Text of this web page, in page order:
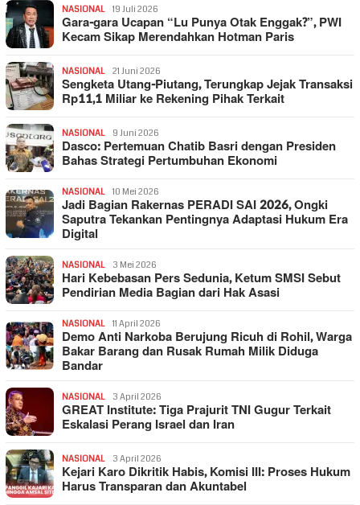
NASIONAL 19 Juli 2026
Gara-gara Ucapan “Lu Punya Otak Enggak?”, PWI
Kecam Sikap Merendahkan Hotman Paris
NASIONAL 21 Juni 2026
Sengketa Utang-Piutang, Terungkap Jejak Transaksi
Rp11,1 Miliar ke Rekening Pihak Terkait
NASIONAL 9 Juni 2026
Dasco: Pertemuan Chatib Basri dengan Presiden
Bahas Strategi Pertumbuhan Ekonomi
NASIONAL 10 Mei 2026
Jadi Bagian Rakernas PERADI SAI 2026, Ongki
Saputra Tekankan Pentingnya Adaptasi Hukum Era
Digital
NASIONAL 3 Mei 2026
Hari Kebebasan Pers Sedunia, Ketum SMSI Sebut
Pendirian Media Bagian dari Hak Asasi
NASIONAL 11 April 2026
Demo Anti Narkoba Berujung Ricuh di Rohil, Warga
Bakar Barang dan Rusak Rumah Milik Diduga
Bandar
NASIONAL 3 April 2026
GREAT Institute: Tiga Prajurit TNI Gugur Terkait
Eskalasi Perang Israel dan Iran
NASIONAL 3 April 2026
Kejari Karo Dikritik Habis, Komisi III: Proses Hukum
Harus Transparan dan Akuntabel